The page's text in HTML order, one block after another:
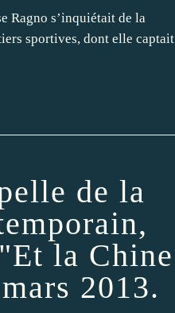
Ragno s’inquiétait de la
sportives, dont elle captait
de la
la Chine
2013.